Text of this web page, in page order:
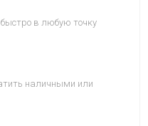
в любую точку
наличными или